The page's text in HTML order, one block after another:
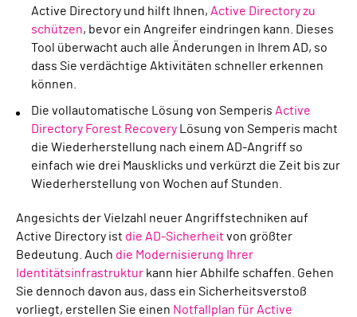
Active Directory und hilft Ihnen, Active Directory zu
schützen, bevor ein Angreifer eindringen kann. Dieses
Tool überwacht auch alle Änderungen in Ihrem AD, so
dass Sie verdächtige Aktivitäten schneller erkennen
können.
Die vollautomatische Lösung von Semperis Active
Directory Forest Recovery Lösung von Semperis macht
die Wiederherstellung nach einem AD-Angriff so
einfach wie drei Mausklicks und verkürzt die Zeit bis zur
Wiederherstellung von Wochen auf Stunden.
Angesichts der Vielzahl neuer Angriffstechniken auf
Active Directory ist die AD-Sicherheit von größter
Bedeutung. Auch die Modernisierung Ihrer
Identitätsinfrastruktur kann hier Abhilfe schaffen. Gehen
Sie dennoch davon aus, dass ein Sicherheitsverstoß
vorliegt, erstellen Sie einen Notfallplan für Active